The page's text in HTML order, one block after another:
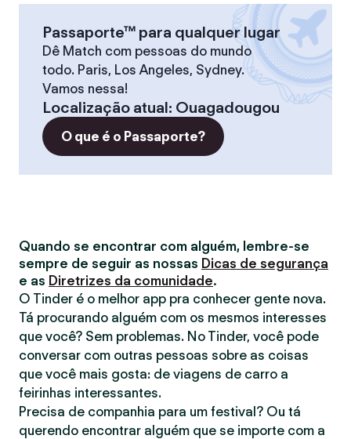
Passaporte™ para qualquer lugar
Dê Match com pessoas do mundo
todo. Paris, Los Angeles, Sydney.
Vamos nessa!
Localização atual: Ouagadougou
O que é o Passaporte?
Quando se encontrar com alguém, lembre-se
sempre de seguir as nossas Dicas de segurança
e as Diretrizes da comunidade.
O Tinder é o melhor app pra conhecer gente nova.
Tá procurando alguém com os mesmos interesses
que você? Sem problemas. No Tinder, você pode
conversar com outras pessoas sobre as coisas
que você mais gosta: de viagens de carro a
feirinhas interessantes.
Precisa de companhia para um festival? Ou tá
querendo encontrar alguém que se importe com a